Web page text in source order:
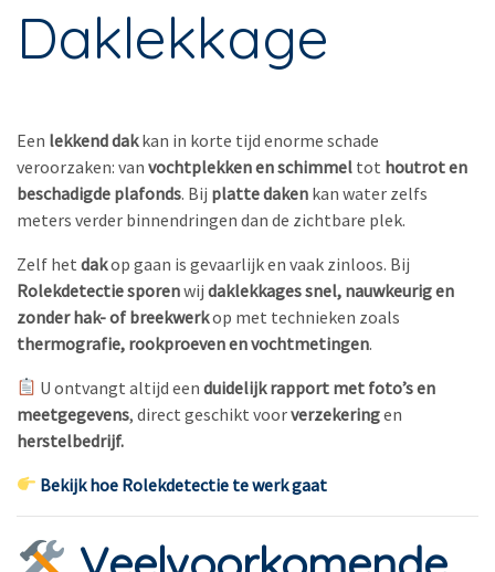
Daklekkage
Een lekkend dakkan in korte tijd enorme schade
veroorzaken: van vochtplekken en schimmel tot houtrot en
beschadigde plafonds. Bij platte daken kan water zelfs
meters verder binnendringen dan de zichtbare plek.
Zelf het dakop gaan is gevaarlijk en vaak zinloos. Bij
Rolekdetectiesporenwij daklekkagessnel, nauwkeurig en
zonder hak- of breekwerkop met technieken zoals
thermografie, rookproeven en vochtmetingen.
U ontvangt altijd eenduidelijk rapport met foto’s en
meetgegevens, direct geschikt voorverzekeringen
herstelbedrijf.
Bekijk hoe Rolekdetectie te werk gaat